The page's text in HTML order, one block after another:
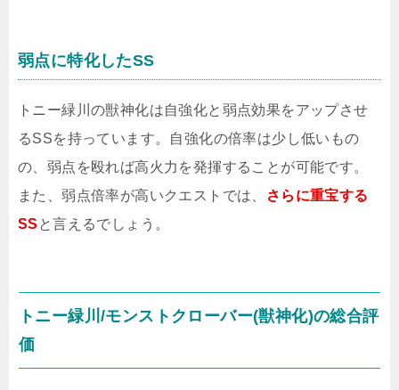
弱点に特化したSS
トニー緑川の獣神化は自強化と弱点効果をアップさせ
るSSを持っています。自強化の倍率は少し低いもの
の、弱点を殴れば高火力を発揮することが可能です。
また、弱点倍率が高いクエストでは、
さらに重宝する
SS と言えるでしょう。
トニー緑川/モンストクローバー(獣神化)の総合評
価